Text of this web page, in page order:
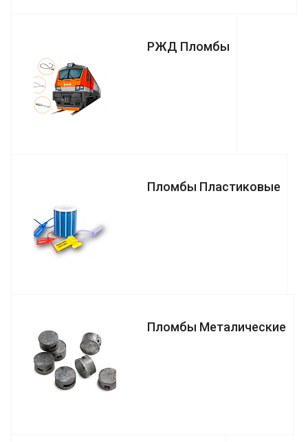
РЖД Пломбы
Пломбы Пластиковые
Пломбы Металические